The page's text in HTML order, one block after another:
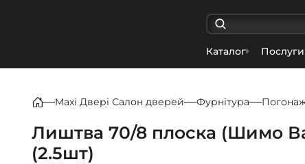
Каталог Послуги
Maxi Двері Салон дверей Фурнітура
Лиштва 70/8 плоска (Шимо
(2.5шт)